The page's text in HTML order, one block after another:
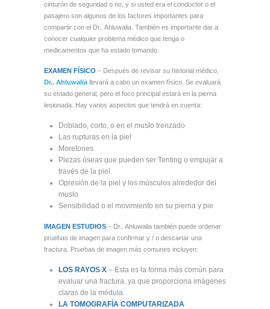
cinturón de seguridad o no, y si usted era el conductor o el
pasajero son algunos de los factores importantes para
compartir con el Dr.. Ahluwalia. También es importante dar a
conocer cualquier problema médico que tenga o
medicamentos que ha estado tomando.
EXAMEN FÍSICO – Después de revisar su historial médico,
Dr.. Ahluwaliallevará a cabo un examen físico. Se evaluará
su estado general, pero el foco principal estará en la pierna
lesionada. Hay varios aspectos que tendrá en cuenta:
Doblado, corto, o en el muslo trenzado
Las rupturas en la piel
Moretones
Piezas óseas que pueden ser Tenting o empujar a
través de la piel
Opresión de la piel y los músculos alrededor del
muslo
Sensibilidad o el movimiento en su pierna y pie
IMAGEN ESTUDIOS– Dr.. Ahluwalia también puede ordenar
pruebas de imagen para confirmar y / o descartar una
fractura. Pruebas de imagen más comunes incluyen:
LOS RAYOS X – Esta es la forma más común para
evaluar una fractura, ya que proporciona imágenes
claras de la médula.
LA TOMOGRAFÍA COMPUTARIZADA